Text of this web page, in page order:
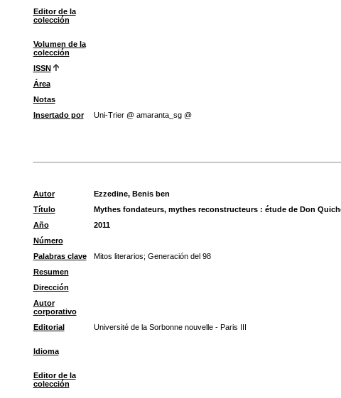
Editor de la
colección
Volumen de la
colección
ISSN
Área
Notas
Insertado por
Uni-Trier @ amaranta_sg @
Autor
Ezzedine, Benis ben
Título
Mythes fondateurs, mythes reconstructeurs : étude de Don
Año
2011
Número
Palabras clave
Mitos literarios; Generación del 98
Resumen
Dirección
Autor
corporativo
Editorial Université de la Sorbonne nouvelle - Paris III
Idioma
Editor de la
colección